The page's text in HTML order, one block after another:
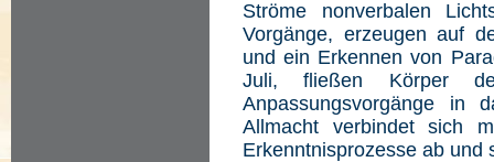
Ströme nonverbalen
Vorgänge, erzeugen auf
und ein Erkennen von
Juli, fließen Körper
Anpassungsvorgänge in
Allmacht verbindet sich
Erkenntnisprozesse ab und